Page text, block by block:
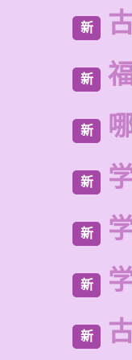
新
新
新
新
新
新
新